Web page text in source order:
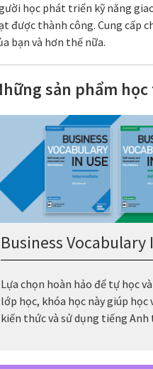
học phát triển kỹ năng
được thành công. Cung cấp
bạn và hơn thế nữa.
sản phẩm
Business Vocabulary
Lựa chọn hoàn hảo để tự học
lớp học, khóa học này giúp học
kiến thức và sử dụng tiếng